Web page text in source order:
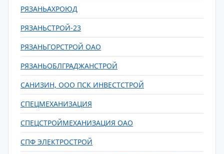
РЯЗАНЬАХРОЮД
РЯЗАНЬСТРОЙ-23
РЯЗАНЬГОРСТРОЙ ОАО
РЯЗАНЬОБЛГРАДЖАНСТРОЙ
САНИЗИН, ООО ПСК ИНВЕСТСТРОЙ
СПЕЦМЕХАНИЗАЦИЯ
СПЕЦСТРОЙМЕХАНИЗАЦИЯ ОАО
СПФ ЭЛЕКТРОСТРОЙ